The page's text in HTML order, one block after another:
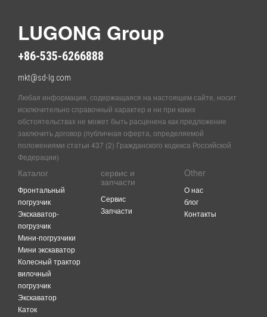
LUGONG Group
+86-535-6266888
mkt@sd-lg.com
Любая информация, содержащаяся на настоящем сайте, носит
исключительно справочный характер и ни при каких
обстоятельствах не может быть расценена как предложение
заключить договор (публичная оферта, определяемой
положениями статьи 437 (2) Гражданского кодекса Российской
Федерации)
Каталог
Фронтальный
погрузчик
Экскаватор-
погрузчик
Мини-погрузчики
Мини экскаватор
Колесный трактор
вилочный
погрузчик
Экскаватор
Каток
сервис и
запчасти
Сервис
Запчасти
Other
O нас
блог
Контакты